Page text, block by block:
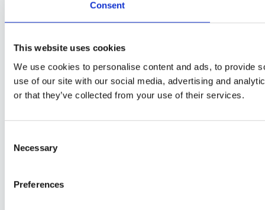
Consent
This website uses cookies
We use cookies to personalise content and ads, to provide
use of our site with our social media, advertising and
or that they’ve collected from your use of their services.
Selection
Necessary
Preferences